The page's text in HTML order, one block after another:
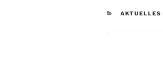
KATEGORIEN
AKTUELLES